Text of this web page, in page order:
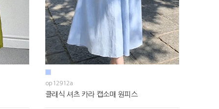
op12912a
클래식 셔츠 카라 캡소매 원피스